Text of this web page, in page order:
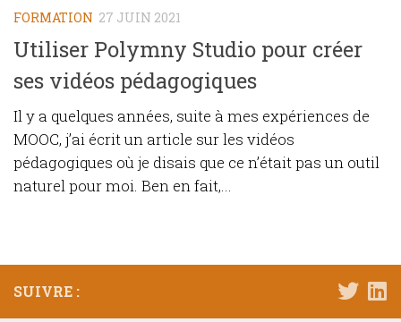
FORMATION 27 JUIN 2021
Utiliser Polymny Studio pour créer
ses vidéos pédagogiques
Il y a quelques années, suite à mes expériences de
MOOC, j’ai écrit un article sur les vidéos
pédagogiques où je disais que ce n’était pas un outil
naturel pour moi. Ben en fait,...
SUIVRE :